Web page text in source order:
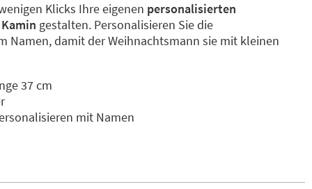
Klicks Ihre eigenen personalisierten
gestalten. Personalisieren Sie die
Namen, damit der Weihnachtsmann sie mit kleinen
37 cm
mit Namen